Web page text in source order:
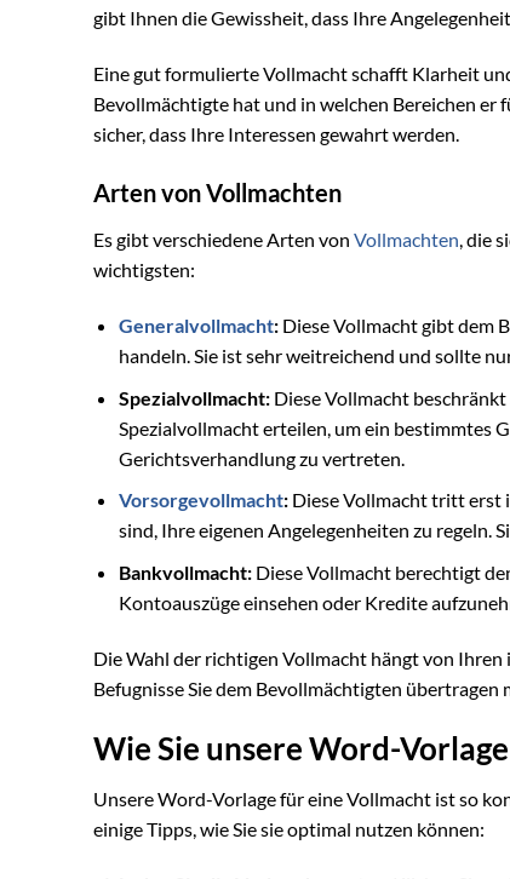
gibt Ihnen die Gewissheit, dass Ihre
Eine gut formulierte Vollmacht schafft Klarheit
Bevollmächtigte hat und in welchen Bereichen er
sicher, dass Ihre Interessen gewahrt werden.
Arten von Vollmachten
Es gibt verschiedene Arten von Vollmachten, die
wichtigsten:
Generalvollmacht:Diese Vollmacht gibt dem
handeln. Sie ist sehr weitreichend und sollte
Spezialvollmacht:Diese Vollmacht beschränkt
Spezialvollmacht erteilen, um ein bestimmtes
Gerichtsverhandlung zu vertreten.
Vorsorgevollmacht:Diese Vollmacht tritt erst
sind, Ihre eigenen Angelegenheiten zu regeln.
Bankvollmacht:Diese Vollmacht berechtigt
Kontoauszüge einsehen oder Kredite
Die Wahl der richtigen Vollmacht hängt von
Befugnisse Sie dem Bevollmächtigten
Wie Sie unsere Word-
Unsere Word-Vorlage für eine Vollmacht ist so
einige Tipps, wie Sie sie optimal nutzen können: